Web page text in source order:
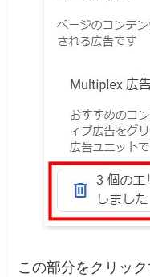
この部分をクリッ